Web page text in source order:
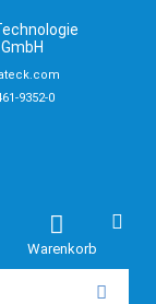
9352-0
Warenkorb